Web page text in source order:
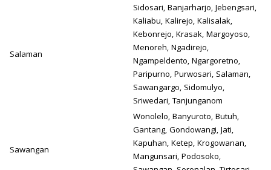
Salaman
Sidosari, Banjarharjo, Jebengsari,
Kaliabu, Kalirejo, Kalisalak,
Kebonrejo, Krasak, Margoyoso,
Menoreh, Ngadirejo,
Ngampeldento, Ngargoretno,
Paripurno, Purwosari, Salaman,
Sawangargo, Sidomulyo,
Sriwedari, Tanjunganom
Sawangan
Wonolelo, Banyuroto, Butuh,
Gantang, Gondowangi, Jati,
Kapuhan, Ketep, Krogowanan,
Mangunsari, Podosoko,